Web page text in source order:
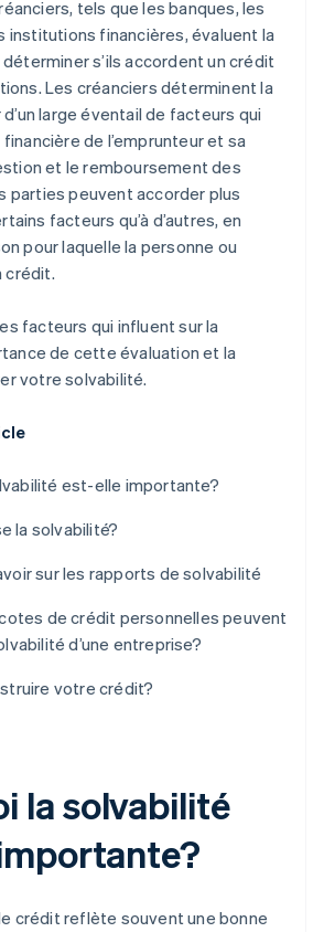
tels que les banques, les
institutions financières, évaluent la
s’ils accordent un crédit
Les créanciers déterminent la
large éventail de facteurs qui
de l’emprunteur et sa
et le remboursement des
parties peuvent accorder plus
facteurs qu’à d’autres, en
pour laquelle la personne ou
crédit.
facteurs qui influent sur la
de cette évaluation et la
votre solvabilité.
est-elle importante?
la solvabilité?
sur les rapports de solvabilité
de crédit personnelles peuvent
d’une entreprise?
votre crédit?
la solvabilité
crédit reflète souvent une bonne